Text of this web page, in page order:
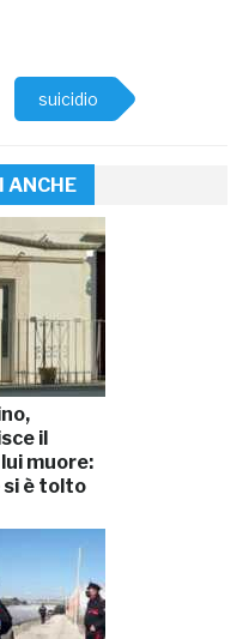
suicidio
ANCHE
il
muore:
si è tolto